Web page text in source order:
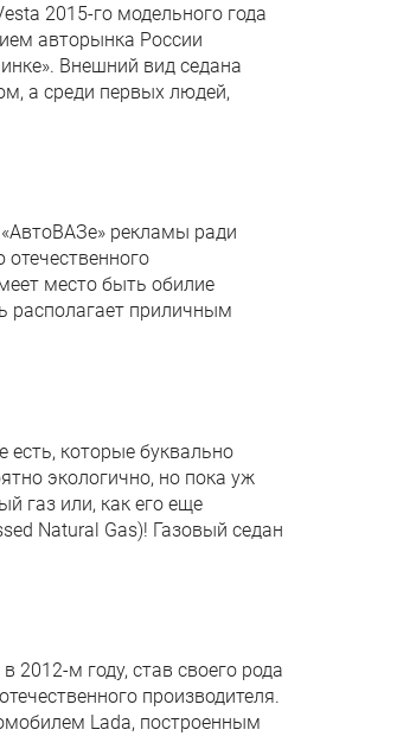
2015-го модельного года
авторынка России
Внешний вид седана
а среди первых людей,
рекламы ради
место быть обилие
располагает приличным
которые буквально
экологично, но пока уж
газ или, как его еще
Natural Gas)! Газовый седан
2012-м году, став своего рода
производителя.
Lada, построенным